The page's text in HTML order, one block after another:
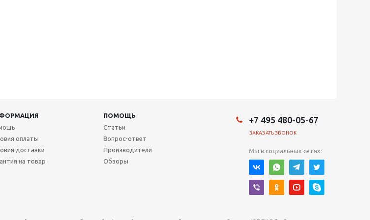
ПОМОЩЬ
оплаты
доставки
на товар
Статьи
Вопрос-ответ
Производители
Обзоры
+7 495 480-05-67
ЗАКАЗАТЬ ЗВОНОК
Мы в социальных сетях: